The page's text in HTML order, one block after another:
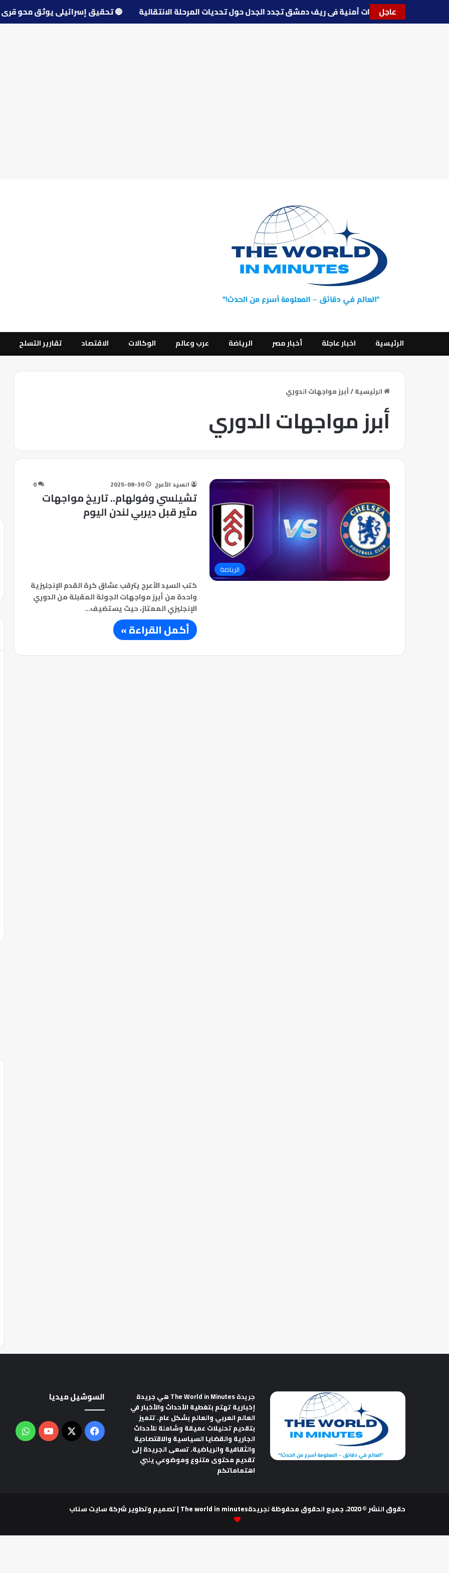
عاجل🔵 توترات أمنية في ريف دمشق تجدد الجدل حول تحديات المرحلة الانتقالية 🔵تحقيق إسرائيلي يوثق محو
الرئيسية اخبار عاجلة أخبار مصر الرياضة عرب وعالم الوكالات الاقتصاد تقارير التسلح
الرئيسية/أبرز مواجهات الدوري
أبرز مواجهات الدوري
الرياضة
السيد الأعرج 2025-08-30
0
تشيلسي وفولهام.. تاريخ مواجهات
مثير قبل ديربي لندن اليوم
كتب السيد الأعرج يترقب عشاق كرة القدم الإنجليزية
واحدة من أبرز مواجهات الجولة المقبلة من الدوري
الإنجليزي الممتاز، حيث يستضيف…
أكمل القراءة »
جريدة The World in Minutes
هي جريدة
إخبارية تهتم بتغطية الأحداث والأخبار في
العالم العربي والعالم بشكل عام. تتميز
بتقديم تحليلات عميقة وشاملة للأحداث
الجارية والقضايا السياسية والاقتصادية
والثقافية والرياضية. تسعى الجريدة إلى
تقديم محتوى متنوع وموضوعي يلبي
اهتماماتكم
السوشيل ميديا
فيسبوك
‫X
‫YouTube
حقوق النشر © 2020، جميع الحقوق محفوظة لجريدةThe world in minutes | تصميم وتطوير شركة سايت سناب